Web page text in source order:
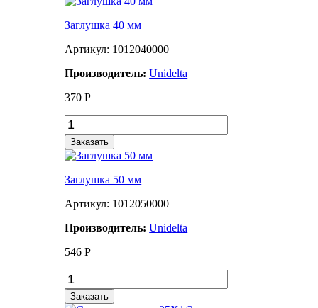
Заглушка 40 мм
Артикул: 1012040000
Производитель:Unidelta
370 Р
Заказать
Заглушка 50 мм
Артикул: 1012050000
Производитель:Unidelta
546 Р
Заказать